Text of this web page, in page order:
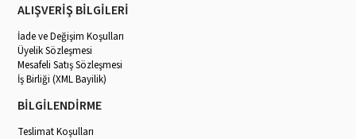
ALIŞVERİŞ BİLGİLERİ
İade ve Değişim Koşulları
Üyelik Sözleşmesi
Mesafeli Satış Sözleşmesi
İş Birliği (XML Bayilik)
BİLGİLENDİRME
Teslimat Koşulları